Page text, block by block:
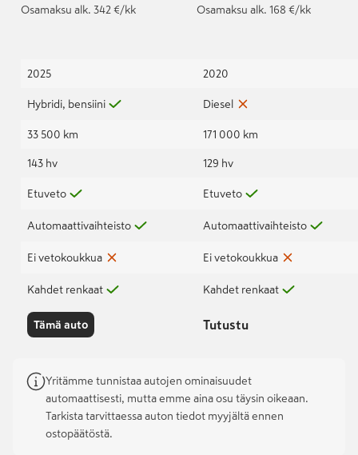
Osamaksu alk. 342 €/kk
2025
Hybridi, bensiini
33 500 km
143 hv
Etuveto
Automaattivaihteisto
Ei vetokoukkua
Kahdet renkaat
Tämä auto
Osamaksu alk. 168 €/kk
2020
Diesel
171 000 km
129 hv
Etuveto
Automaattivaihteisto
Ei vetokoukkua
Kahdet renkaat
Tutustu
Yritämme tunnistaa autojen ominaisuudet
automaattisesti, mutta emme aina osu täysin oikeaan.
Tarkista tarvittaessa auton tiedot myyjältä ennen
ostopäätöstä.